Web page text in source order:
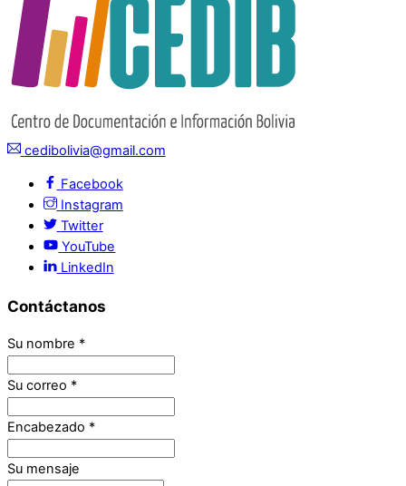
cedibolivia@gmail.com
Facebook
Instagram
Twitter
YouTube
LinkedIn
Contáctanos
Su nombre *
Su correo *
Encabezado *
Su mensaje